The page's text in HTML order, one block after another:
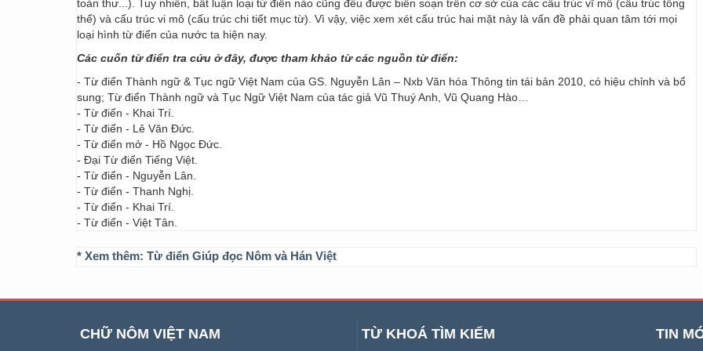
toàn thư...). Tuy nhiên, bất luận loại từ điển nào cũng đều được biên soạn trên cơ sở của các cấu trúc vĩ mô (cấu trúc tổng
thể) và cấu trúc vi mô (cấu trúc chi tiết mục từ). Vì vậy, việc xem xét cấu trúc hai mặt này là vấn đề phải quan tâm tới mọi
loại hình từ điển của nước ta hiện nay.
Các cuốn từ điển tra cứu ở đây, được tham khảo từ các nguồn từ điển:
- Từ điển Thành ngữ & Tục ngữ Việt Nam của GS. Nguyễn Lân – Nxb Văn hóa Thông tin tái bản 2010, có hiệu chỉnh và bổ
sung; Từ điển Thành ngữ và Tục Ngữ Việt Nam của tác giả Vũ Thuý Anh, Vũ Quang Hào…
- Từ điển - Khai Trí.
- Từ điển - Lê Văn Đức.
- Từ điển mở - Hồ Ngọc Đức.
- Đại Từ điển Tiếng Việt.
- Từ điển - Nguyễn Lân.
- Từ điển - Thanh Nghị.
- Từ điển - Khai Trí.
- Từ điển - Việt Tân.
* Xem thêm: Từ điển Giúp đọc Nôm và Hán Việt
CHỮ NÔM VIỆT NAM TỪ KHOÁ TÌM KIẾM TIN